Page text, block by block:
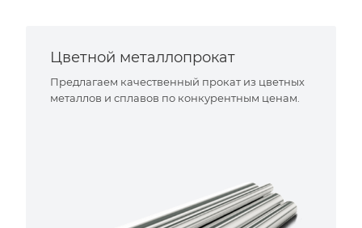
Цветной металлопрокат
Предлагаем качественный прокат из цветных
металлов и сплавов по конкурентным ценам.